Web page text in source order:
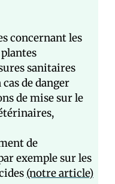
concernant les
sanitaires
de danger
de mise sur le
de
exemple sur les
(notre article)